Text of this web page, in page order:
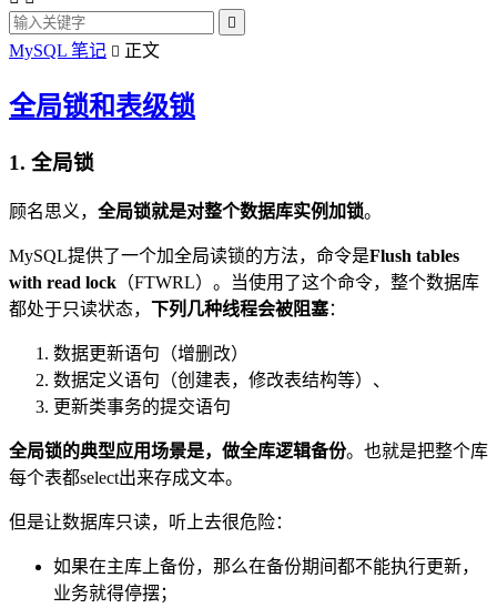

MySQL 笔记  正文
全局锁和表级锁
1. 全局锁
顾名思义， 全局锁就是对整个数据库实例加锁。
MySQL提供了一个加全局读锁的方法，命令是Flush tables
with read lock （FTWRL）。当使用了这个命令，整个数据库
都处于只读状态， 下列几种线程会被阻塞：
数据更新语句（增删改）
数据定义语句（创建表，修改表结构等）、
更新类事务的提交语句
全局锁的典型应用场景是，做全库逻辑备份。也就是把整个库
每个表都select出来存成文本。
但是让数据库只读，听上去很危险：
如果在主库上备份，那么在备份期间都不能执行更新，
业务就得停摆；